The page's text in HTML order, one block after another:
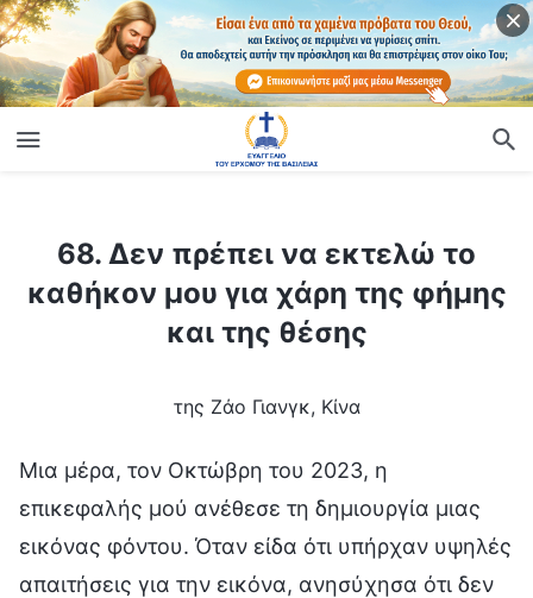
68. Δεν πρέπει να εκτελώ το
καθήκον μου για χάρη της φήμης
και της θέσης
της Ζάο Γιανγκ, Κίνα
Μια μέρα, τον Οκτώβρη του 2023, η
επικεφαλής μού ανέθεσε τη δημιουργία μιας
εικόνας φόντου. Όταν είδα ότι υπήρχαν υψηλές
απαιτήσεις για την εικόνα, ανησύχησα ότι δεν